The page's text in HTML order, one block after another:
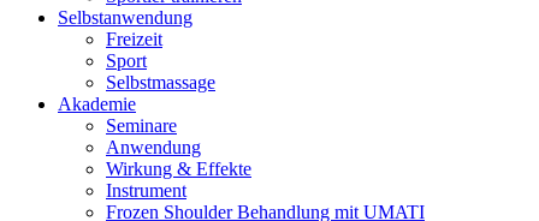
Selbstanwendung
Freizeit
Sport
Selbstmassage
Akademie
Seminare
Anwendung
Wirkung & Effekte
Instrument
Frozen Shoulder Behandlung mit UMATI